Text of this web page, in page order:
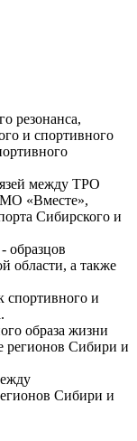
резонанса,
и спортивного
между ТРО
«Вместе»,
Сибирского и
образцов
области, а также
спортивного и
образа жизни
регионов Сибири и
Сибири и